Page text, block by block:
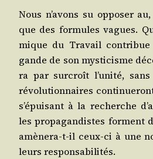
Nous n’avons su oppo­ser
que des for­mules vagues.
mique du Tra­vail
gande de son mys­ti­cisme
ra par sur­croît l’unité,
révo­lu­tion­naires
s’épuisant à la recherche
les pro­pa­gan­distes forment
amè­ne­ra-t-il ceux-ci à une
leurs responsabilités.